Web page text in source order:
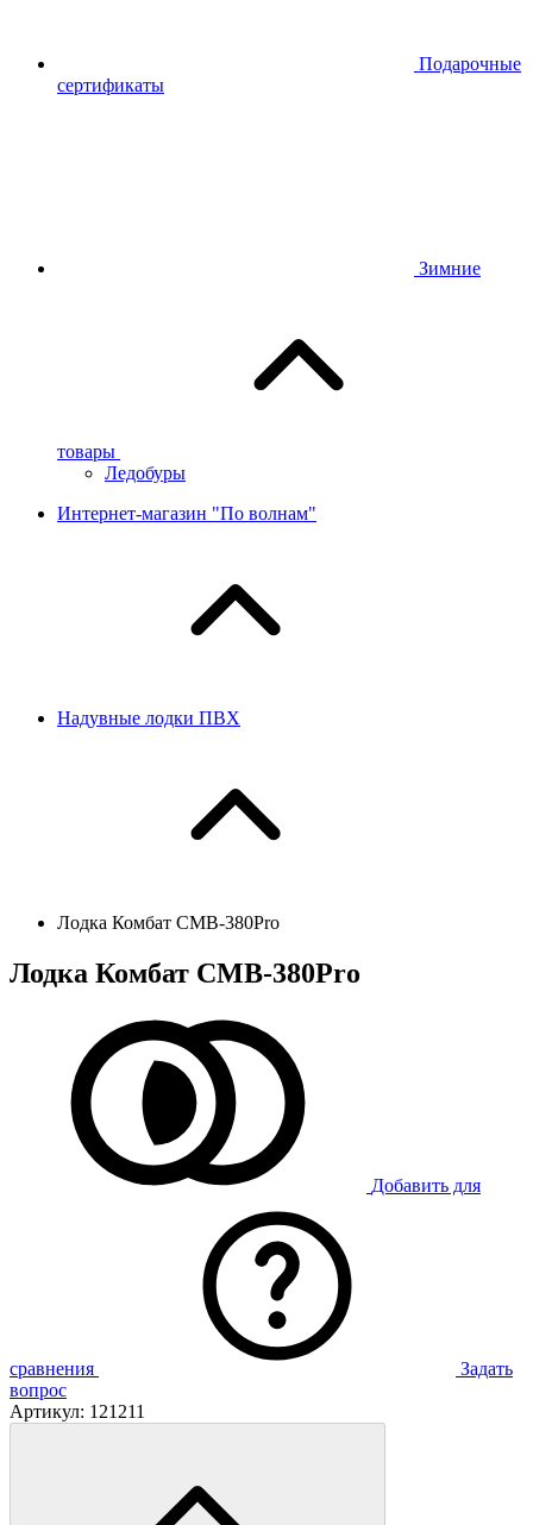
Подарочные
сертификаты
Зимние
товары
Ледобуры
Интернет-магазин "По волнам"
Надувные лодки ПВХ
Лодка Комбат CMB-380Pro
Лодка Комбат CMB-380Pro
Добавить для
сравнения
Задать
вопрос
Артикул: 121211